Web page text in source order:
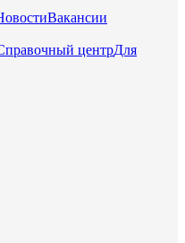
Вакансии
центрДля